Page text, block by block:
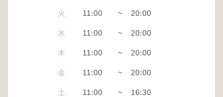
火 11:00 ~ 20:00
水 11:00 ~ 20:00
木 11:00 ~ 20:00
金 11:00 ~ 20:00
土 11:00 ~ 16:30